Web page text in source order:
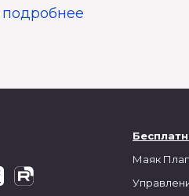
подробнее
Маяк